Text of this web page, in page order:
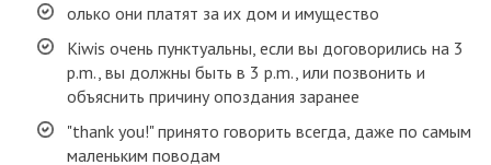
олько они платят за их дом и имущество
Kiwis очень пунктуальны, если вы договорились на 3
p.m., вы должны быть в 3 p.m., или позвонить и
объяснить причину опоздания заранее
"thank you!" принято говорить всегда, даже по самым
маленьким поводам